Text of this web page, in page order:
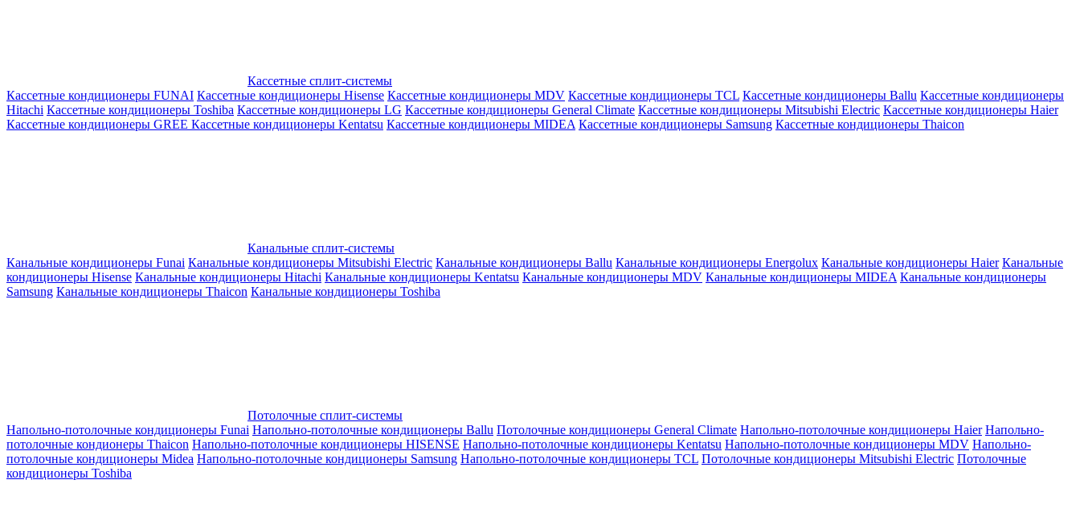
Кассетные сплит-системы
Кассетные кондиционеры FUNAI Кассетные кондиционеры Hisense Кассетные кондиционеры MDV Кассетные кондиционеры TCL Кассетные кондиционеры Ballu Кассетные кондиционеры
Hitachi Кассетные кондиционеры Toshiba Кассетные кондиционеры LG Кассетные кондиционеры General Climate Кассетные кондиционеры Mitsubishi Electric Кассетные кондиционеры Haier
Кассетные кондиционеры GREE Кассетные кондиционеры Kentatsu Кассетные кондиционеры MIDEA Кассетные кондиционеры Samsung Кассетные кондиционеры Thaicon
Канальные сплит-системы
Канальные кондиционеры Funai Канальные кондиционеры Mitsubishi Electric Канальные кондиционеры Ballu Канальные кондиционеры Energolux Канальные кондиционеры Haier Канальные
кондиционеры Hisense Канальные кондиционеры Hitachi Канальные кондиционеры Kentatsu Канальные кондиционеры MDV Канальные кондиционеры MIDEA Канальные кондиционеры
Samsung Канальные кондиционеры Thaicon Канальные кондиционеры Toshiba
Потолочные сплит-системы
Напольно-потолочные кондиционеры Funai Напольно-потолочные кондиционеры Ballu Потолочные кондиционеры General Climate Напольно-потолочные кондиционеры Haier Напольно-
потолочные кондионеры Thaicon Напольно-потолочные кондиционеры HISENSE Напольно-потолочные кондиционеры Kentatsu Напольно-потолочные кондиционеры MDV Напольно-
потолочные кондиционеры Midea Напольно-потолочные кондиционеры Samsung Напольно-потолочные кондиционеры TCL Потолочные кондиционеры Mitsubishi Electric Потолочные
кондиционеры Toshiba